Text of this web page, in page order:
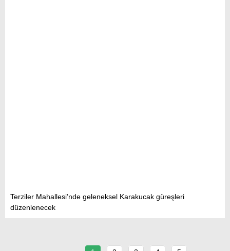
Terziler Mahallesi’nde geleneksel Karakucak güreşleri
düzenlenecek